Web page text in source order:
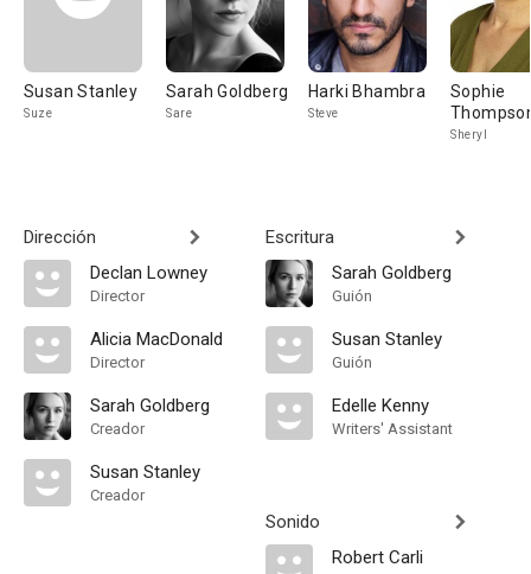
Susan Stanley
Suze
Sarah Goldberg
Sare
Harki Bhambra
Steve
Sophie
Sheryl
Dirección
Declan Lowney
Director
Alicia MacDonald
Director
Sarah Goldberg
Creador
Susan Stanley
Creador
Escritura
Sarah Goldberg
Guión
Susan Stanley
Guión
Edelle Kenny
Writers' Assistant
Sonido
Robert Carli